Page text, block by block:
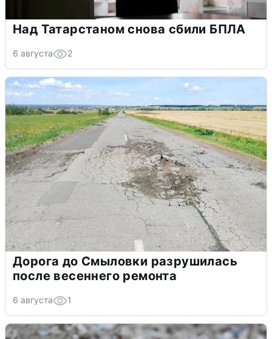
Над Татарстаном снова сбили БПЛА
6 августа 2
Дорога до Смыловки разрушилась
после весеннего ремонта
6 августа 1